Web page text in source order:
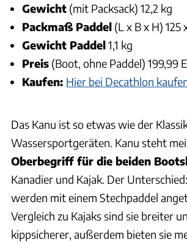
Gewicht (mit Packsack) 12,2 kg
Packmaß Paddel (L x B x H) 125
Gewicht Paddel1,1 kg
Preis (Boot, ohne Paddel) 199,99
Kaufen: Hier bei Decathlon
Das Kanu ist so etwas wie der
Wassersportgeräten. Kanu steht
Oberbegriff für die beiden
Kanadier und Kajak. Der
werden mit einem Stechpaddel
Vergleich zu Kajaks sind sie breiter
kippsicherer, außerdem bieten sie